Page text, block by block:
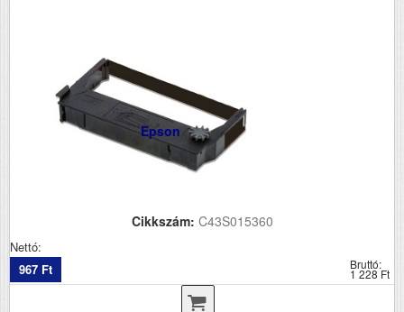
Epson
Cikkszám: C43S015360
Nettó:
967 Ft
Bruttó:
1 228 Ft